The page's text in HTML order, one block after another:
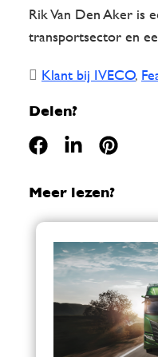
Rik Van Den Aker is
transportsector en
Klant bij IVECO,
Delen?
Meer lezen?